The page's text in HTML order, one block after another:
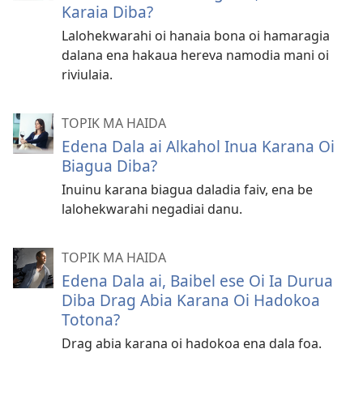
Karaia Diba?
Lalohekwarahi oi hanaia bona oi hamaragia
dalana ena hakaua hereva namodia mani oi
riviulaia.
TOPIK MA HAIDA
Edena Dala ai Alkahol Inua Karana Oi
Biagua Diba?
Inuinu karana biagua daladia faiv, ena be
lalohekwarahi negadiai danu.
TOPIK MA HAIDA
Edena Dala ai, Baibel ese Oi Ia Durua
Diba Drag Abia Karana Oi Hadokoa
Totona?
Drag abia karana oi hadokoa ena dala foa.